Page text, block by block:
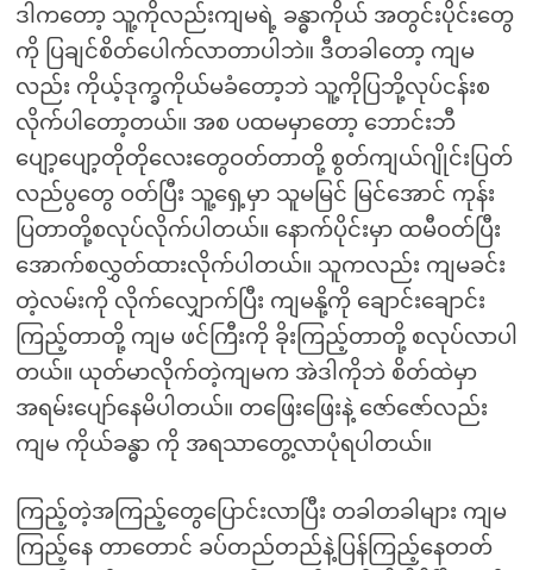
ဒါကတော့ သူ့ကိုလည်းကျမရဲ့ ခန္ဓာကိုယ် အတွင်းပိုင်းတွေ
ကို ပြချင်စိတ်ပေါက်လာတာပါဘဲ။ ဒီတခါတော့ ကျမ
လည်း ကိုယ့်ဒုက္ခကိုယ်မခံတော့ဘဲ သူ့ကိုပြဘို့လုပ်ငန်းစ
လိုက်ပါတော့တယ်။ အစ ပထမမှာတော့ ဘောင်းဘီ
ပျော့ပျော့တိုတိုလေးတွေဝတ်တာတို့ စွတ်ကျယ်ဂျိုင်းပြတ်
လည်ပွတွေ ဝတ်ပြီး သူ့ရှေ့မှာ သူမမြင် မြင်အောင် ကုန်း
ပြတာတို့စလုပ်လိုက်ပါတယ်။ နောက်ပိုင်းမှာ ထမီဝတ်ပြီး
အောက်စလွှတ်ထားလိုက်ပါတယ်။ သူကလည်း ကျမခင်း
တဲ့လမ်းကို လိုက်လျှောက်ပြီး ကျမနို့ကို ချောင်းချောင်း
ကြည့်တာတို့ ကျမ ဖင်ကြီးကို ခိုးကြည့်တာတို့ စလုပ်လာပါ
တယ်။ ယုတ်မာလိုက်တဲ့ကျမက အဲဒါကိုဘဲ စိတ်ထဲမှာ
အရမ်းပျော်နေမိပါတယ်။ တဖြေးဖြေးနဲ့ ဇော်ဇော်လည်း
ကျမ ကိုယ်ခန္ဓာ ကို အရသာတွေ့လာပုံရပါတယ်။
ကြည့်တဲ့အကြည့်တွေပြောင်းလာပြီး တခါတခါများ ကျမ
ကြည့်နေ တာတောင် ခပ်တည်တည်နဲ့ပြန်ကြည့်နေတတ်